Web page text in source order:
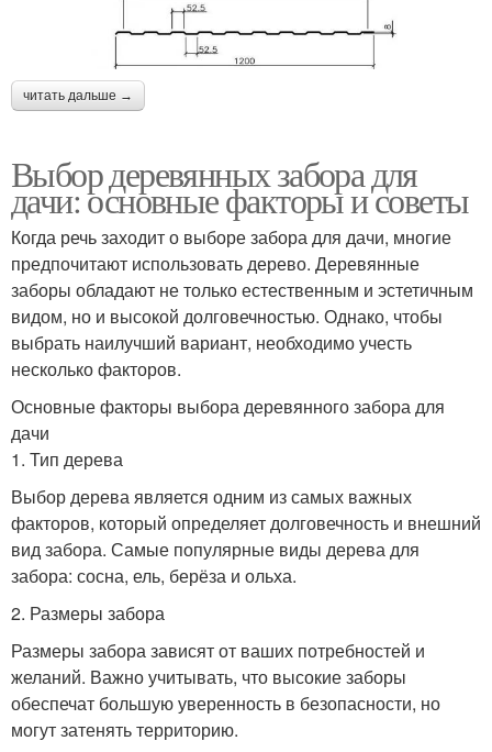
читать дальше →
Выбор деревянных забора для
дачи: основные факторы и советы
Когда речь заходит о выборе забора для дачи, многие
предпочитают использовать дерево. Деревянные
заборы обладают не только естественным и эстетичным
видом, но и высокой долговечностью. Однако, чтобы
выбрать наилучший вариант, необходимо учесть
несколько факторов.
Основные факторы выбора деревянного забора для
дачи
1. Тип дерева
Выбор дерева является одним из самых важных
факторов, который определяет долговечность и внешний
вид забора. Самые популярные виды дерева для
забора: сосна, ель, берёза и ольха.
2. Размеры забора
Размеры забора зависят от ваших потребностей и
желаний. Важно учитывать, что высокие заборы
обеспечат большую уверенность в безопасности, но
могут затенять территорию.